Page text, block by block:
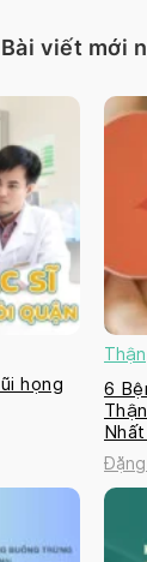
Bài viết mới
họng
Thận
6